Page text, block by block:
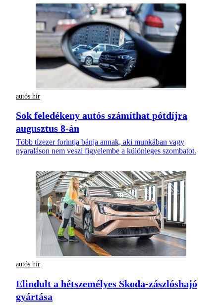
autós hír
Sok feledékeny autós számíthat pótdíjra
augusztus 8-án
Több tízezer forintja bánja annak, aki munkában vagy
nyaraláson nem veszi figyelembe a különleges szombatot.
autós hír
Elindult a hétszemélyes Skoda-zászlóshajó
gyártása